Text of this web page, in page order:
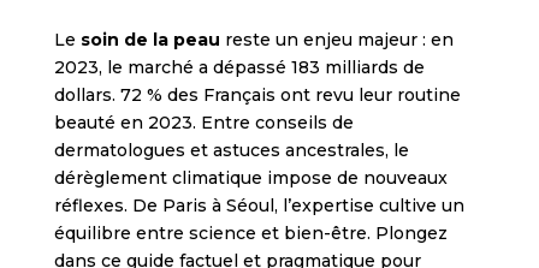
Le soin de la peau reste un enjeu majeur : en
2023, le marché a dépassé 183 milliards de
dollars. 72 % des Français ont revu leur routine
beauté en 2023. Entre conseils de
dermatologues et astuces ancestrales, le
dérèglement climatique impose de nouveaux
réflexes. De Paris à Séoul, l’expertise cultive un
équilibre entre science et bien-être. Plongez
dans ce guide factuel et pragmatique pour